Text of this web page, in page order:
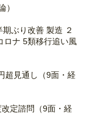
）
ぶり改善 製造 ２
ロナ 5類移行追い風
超見通し（9面・経
定諮問（9面・経